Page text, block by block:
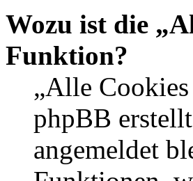
Wozu ist die
Funktion?
„Alle
phpBB
angemeldet